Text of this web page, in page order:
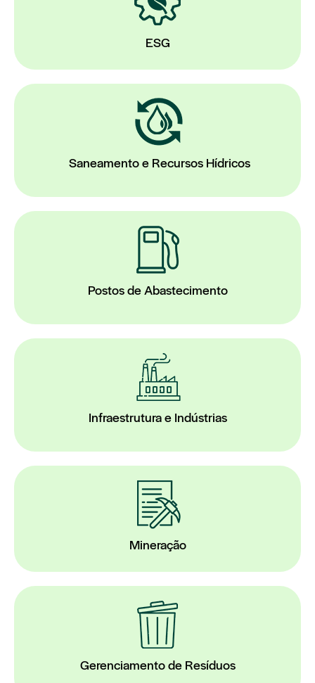
ESG
Saneamento e Recursos Hídricos
Postos de Abastecimento
Infraestrutura e Indústrias
Mineração
Gerenciamento de Resíduos